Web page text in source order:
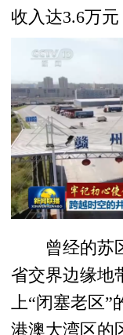
收入达3.6万元
曾经的苏区
省交界边缘地
上“闭塞老区”
港澳大湾区的